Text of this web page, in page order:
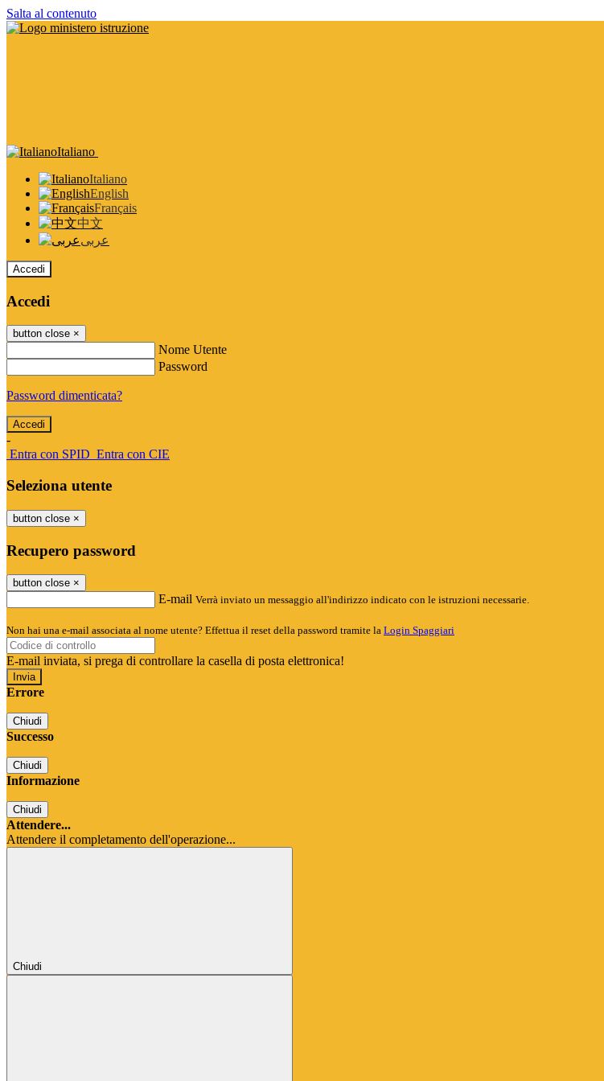
Salta al contenuto
Italiano
Italiano
English
Français
中文
عربى
Accedi
Accedi
button close ×
Nome Utente
Password
Password dimenticata?
-
Entra con SPID Entra con CIE
Seleziona utente
button close ×
Recupero password
button close ×
E-mail Verrà inviato un messaggio all'indirizzo indicato con le istruzioni necessarie.
Non hai una e-mail associata al nome utente? Effettua il reset della password tramite la Login Spaggiari
E-mail inviata, si prega di controllare la casella di posta elettronica!
Errore
Chiudi
Successo
Chiudi
Informazione
Chiudi
Attendere...
Attendere il completamento dell'operazione...
Chiudi